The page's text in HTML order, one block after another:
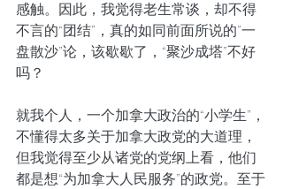
感触。因此，我觉得老生常谈，却不得
不言的“团结”，真的如同前面所说的”一
盘散沙”论，该歇歇了，“聚沙成塔”不好
吗？
就我个人，一个加拿大政治的“小学生”，
不懂得太多关于加拿大政党的大道理，
但我觉得至少从诸党的党纲上看，他们
都是想“为加拿大人民服务”的政党。至于